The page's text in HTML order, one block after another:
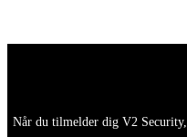
Når du tilmelder dig V2 Security,